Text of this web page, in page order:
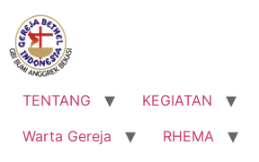
Lewati
konten
TENTANG KEGIATAN
Warta Gereja
RHEMA